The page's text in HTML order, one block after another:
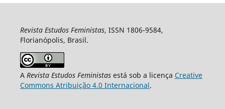
Revista Estudos Feministas, ISSN 1806-9584,
Florianópolis, Brasil.
A Revista Estudos Feministasestá sob a licença Creative
Commons Atribuição 4.0 Internacional.